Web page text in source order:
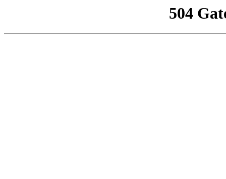
504